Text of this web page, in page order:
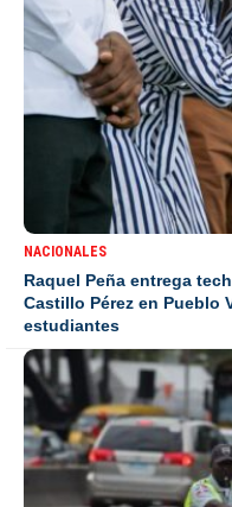
NACIONALES
Raquel Peña entrega
Castillo Pérez en Pueblo
estudiantes